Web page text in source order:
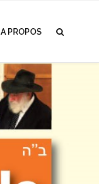
A PROPOS